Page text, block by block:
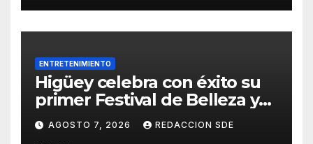
ENTRETENIMIENTO
Higüey celebra con éxito su
primer Festival de Belleza y
Emprendimiento
AGOSTO 7, 2026 REDACCION SDE